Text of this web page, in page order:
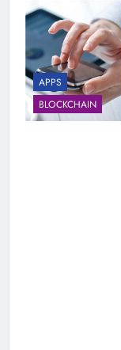
APPS
BLOCKCHAIN